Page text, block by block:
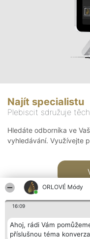
ORLOVÉ Módy
16:09
Ahoj, rádi Vám
příslušnou téma
Najít specialistu
Plebiscit sdružuje
Hledáte odborníka ve
vyhledávání. Využívejte